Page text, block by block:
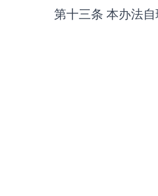
第十三条 本办法